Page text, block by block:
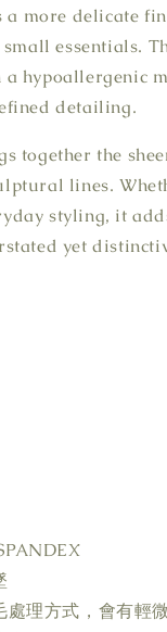
more delicate
essentials.
hypoallergenic
detailing.
together the
lines.
styling, it
yet
理方式，會有輕